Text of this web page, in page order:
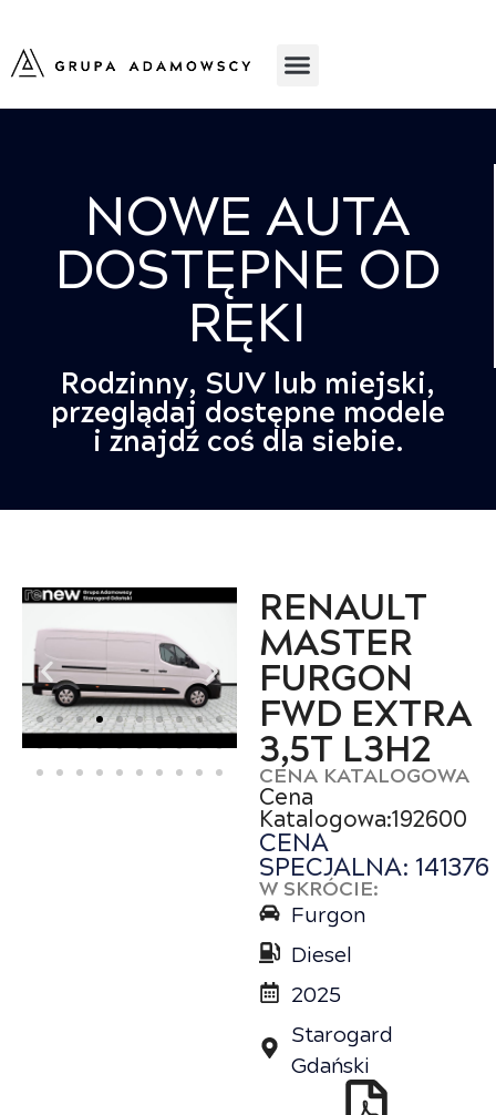
NOWE AUTA
DOSTĘPNE OD
RĘKI
Rodzinny, SUV lub miejski,
przeglądaj dostępne modele
i znajdź coś dla siebie.
RENAULT
MASTER
FURGON
FWD EXTRA
3,5T L3H2
CENA KATALOGOWA
Cena
Katalogowa:192600
CENA
SPECJALNA: 141376
W SKRÓCIE:
Furgon
Diesel
2025
Starogard
Gdański